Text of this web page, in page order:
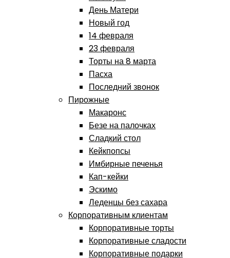
День Матери
Новый год
14 февраля
23 февраля
Торты на 8 марта
Пасха
Последний звонок
Пирожные
Макаронс
Безе на палочках
Сладкий стол
Кейкпопсы
Имбирные печенья
Кап-кейки
Эскимо
Леденцы без сахара
Корпоративным клиентам
Корпоративные торты
Корпоративные сладости
Корпоративные подарки